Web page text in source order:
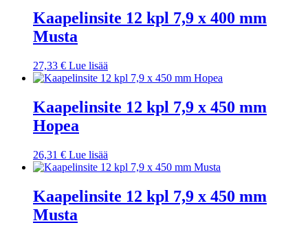
Kaapelinsite 12 kpl 7,9 x 400 mm
Musta
27,33 € Lue lisää
Kaapelinsite 12 kpl 7,9 x 450 mm
Hopea
26,31 € Lue lisää
Kaapelinsite 12 kpl 7,9 x 450 mm
Musta